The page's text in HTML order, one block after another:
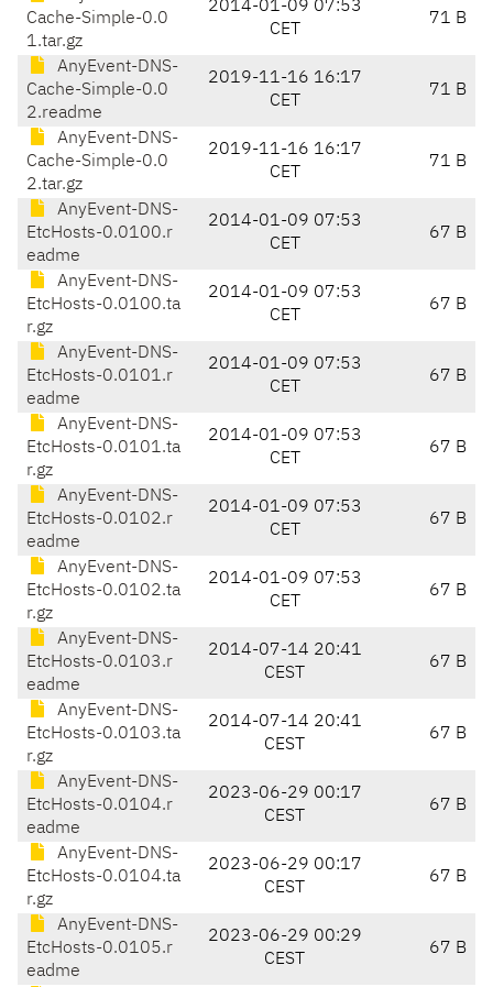
Cache-Simple-0.0
1.tar.gz
2014-01-09 07:53
CET
71 B
AnyEvent-DNS-
Cache-Simple-0.0
2.readme
2019-11-16 16:17
CET
71 B
AnyEvent-DNS-
Cache-Simple-0.0
2.tar.gz
2019-11-16 16:17
CET
71 B
AnyEvent-DNS-
EtcHosts-0.0100.r
eadme
2014-01-09 07:53
CET
67 B
AnyEvent-DNS-
EtcHosts-0.0100.ta
r.gz
2014-01-09 07:53
CET
67 B
AnyEvent-DNS-
EtcHosts-0.0101.r
eadme
2014-01-09 07:53
CET
67 B
AnyEvent-DNS-
EtcHosts-0.0101.ta
r.gz
2014-01-09 07:53
CET
67 B
AnyEvent-DNS-
EtcHosts-0.0102.r
eadme
2014-01-09 07:53
CET
67 B
AnyEvent-DNS-
EtcHosts-0.0102.ta
r.gz
2014-01-09 07:53
CET
67 B
AnyEvent-DNS-
EtcHosts-0.0103.r
eadme
2014-07-14 20:41
CEST
67 B
AnyEvent-DNS-
EtcHosts-0.0103.ta
r.gz
2014-07-14 20:41
CEST
67 B
AnyEvent-DNS-
EtcHosts-0.0104.r
eadme
2023-06-29 00:17
CEST
67 B
AnyEvent-DNS-
EtcHosts-0.0104.ta
r.gz
2023-06-29 00:17
CEST
67 B
AnyEvent-DNS-
EtcHosts-0.0105.r
eadme
2023-06-29 00:29
CEST
67 B